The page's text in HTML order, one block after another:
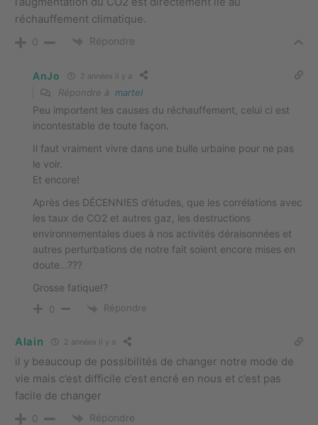
réchauffement climatique.
0 Répondre
AnJo 2 années il y a
Répondre à martel
Peu importent les causes du réchauffement, celui ci est
incontestable de toute façon.
Il faut vraiment vivre dans une bulle urbaine pour ne pas
le voir.
Et encore!
Après des DÉCENNIES d’études, que les corrélations avec
les taux de CO2 et autres gaz, les destructions
environnementales dues à nos activités déraisonnées et
autres perturbations de notre fait soient encore mises en
doute…???
Grosse fatique!?
0 Répondre
Alain 2 années il y a
il y beaucoup de possibilités de changer notre mode de
vie mais c’est difficile c’est encré en nous et c’est pas
facile de changer
0 Répondre